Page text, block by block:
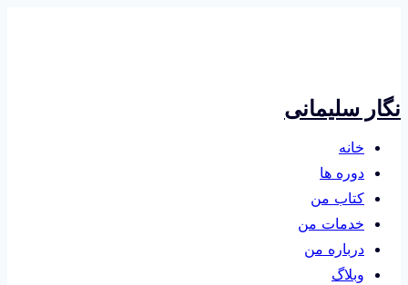
نگار سلیمانی
خانه
دوره ها
کتاب من
خدمات من
درباره من
وبلاگ